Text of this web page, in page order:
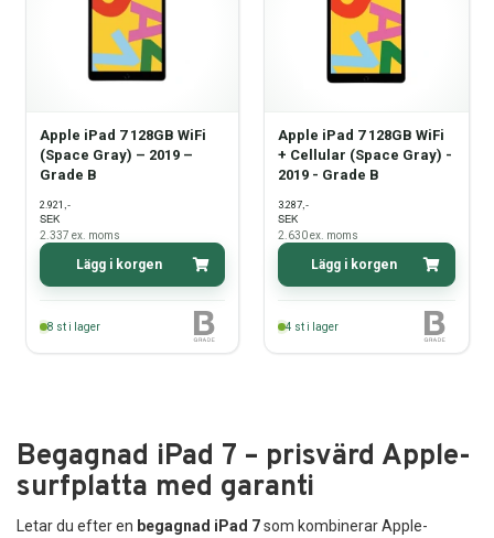
Apple iPad 7 128GB WiFi
(Space Gray) – 2019 –
Grade B
2.921,-
SEK
2.337 ex. moms
Lägg i korgen
8 st i lager
Apple iPad 7 128GB WiFi
+ Cellular (Space Gray) -
2019 - Grade B
3.287,-
SEK
2.630ex. moms
Lägg i korgen
4 st i lager
Begagnad iPad 7 – prisvärd Apple-
surfplatta med garanti
Letar du efter en begagnad iPad 7som kombinerar Apple-